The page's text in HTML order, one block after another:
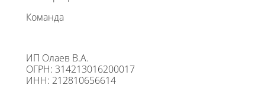
Команда
ИП Олаев В.А.
ОГРН: 314213016200017
ИНН: 212810656614